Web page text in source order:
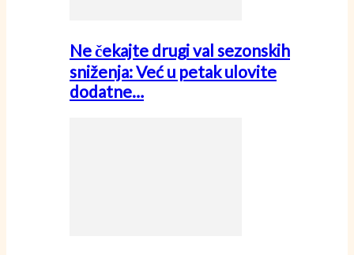
Ne čekajte drugi val sezonskih
sniženja: Već u petak ulovite
dodatne…